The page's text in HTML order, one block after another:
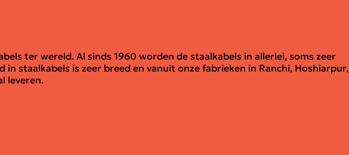
ter wereld. Al sinds 1960 worden de staalkabels in allerlei, soms zeer
staalkabels is zeer breed en vanuit onze fabrieken in Ranchi, Hoshiarpur,
leveren.